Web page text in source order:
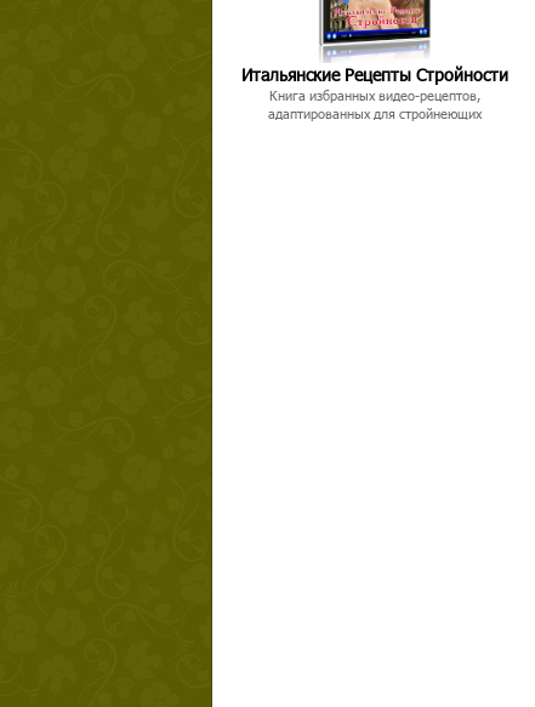
Итальянские Рецепты Стройности
Книга избранных видео-рецептов,
адаптированных для стройнеющих